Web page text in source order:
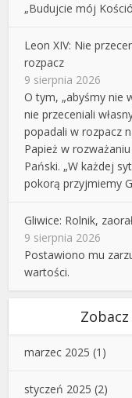
„Budujcie mój
Leon XIV: Nie
rozpacz
9 sierpnia 2026
O tym, „abyśmy nie
nie przeceniali
popadali w rozpacz
Papież w
Pański. „W każdej
pokorą przyjmiemy
Gliwice: Rolnik,
9 sierpnia 2026
Postawiono mu
wartości.
marzec 2025 (1)
styczeń 2025 (2)